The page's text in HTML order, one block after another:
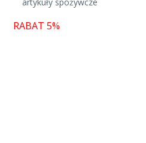
RABAT 5%